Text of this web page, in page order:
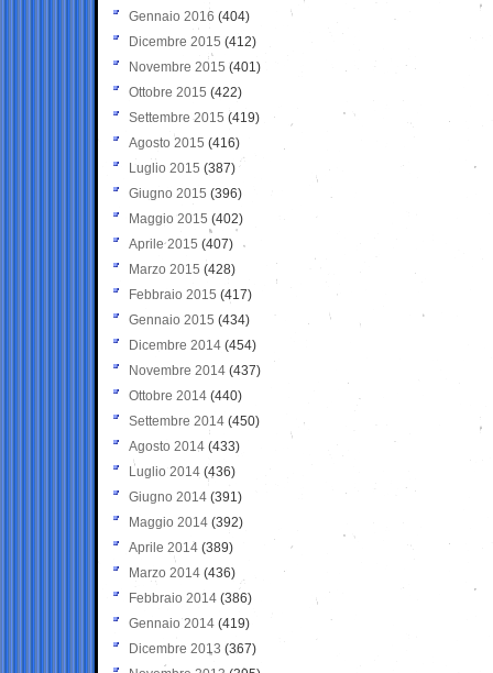
Gennaio 2016 (404)
Dicembre 2015 (412)
Novembre 2015 (401)
Ottobre 2015 (422)
Settembre 2015 (419)
Agosto 2015 (416)
Luglio 2015 (387)
Giugno 2015 (396)
Maggio 2015 (402)
Aprile 2015 (407)
Marzo 2015 (428)
Febbraio 2015 (417)
Gennaio 2015 (434)
Dicembre 2014 (454)
Novembre 2014 (437)
Ottobre 2014 (440)
Settembre 2014 (450)
Agosto 2014 (433)
Luglio 2014 (436)
Giugno 2014 (391)
Maggio 2014 (392)
Aprile 2014 (389)
Marzo 2014 (436)
Febbraio 2014 (386)
Gennaio 2014 (419)
Dicembre 2013 (367)